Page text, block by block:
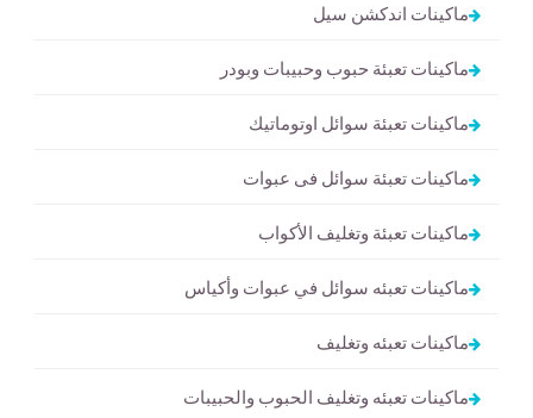
ماكينات اندكشن سيل
ماكينات تعبئة حبوب وحبيبات وبودر
ماكينات تعبئة سوائل اوتوماتيك
ماكينات تعبئة سوائل فى عبوات
ماكينات تعبئة وتغليف الأكواب
ماكينات تعبئه سوائل في عبوات وأكياس
ماكينات تعبئه وتغليف
ماكينات تعبئه وتغليف الحبوب والحبيبات